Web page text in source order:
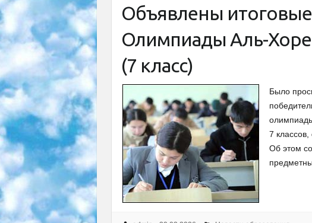
Объявлены
Олимпиады Аль-
(7 класс)
Было
7 классов,
Об этом